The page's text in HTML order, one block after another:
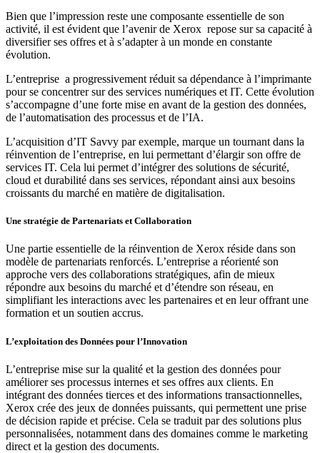
Bien que l’impression reste une composante essentielle de son
activité, il est évident que l’avenir de Xerox repose sur sa capacité à
diversifier ses offres et à s’adapter à un monde en constante
évolution.
L’entreprise a progressivement réduit sa dépendance à l’imprimante
pour se concentrer sur des services numériques et IT. Cette évolution
s’accompagne d’une forte mise en avant de la gestion des données,
de l’automatisation des processus et de l’IA.
L’acquisition d’IT Savvy par exemple, marque un tournant dans la
réinvention de l’entreprise, en lui permettant d’élargir son offre de
services IT. Cela lui permet d’intégrer des solutions de sécurité,
cloud et durabilité dans ses services, répondant ainsi aux besoins
croissants du marché en matière de digitalisation.
Une stratégie de Partenariats et Collaboration
Une partie essentielle de la réinvention de Xerox réside dans son
modèle de partenariats renforcés. L’entreprise a réorienté son
approche vers des collaborations stratégiques, afin de mieux
répondre aux besoins du marché et d’étendre son réseau, en
simplifiant les interactions avec les partenaires et en leur offrant une
formation et un soutien accrus.
L’exploitation des Données pour l’Innovation
L’entreprise mise sur la qualité et la gestion des données pour
améliorer ses processus internes et ses offres aux clients. En
intégrant des données tierces et des informations transactionnelles,
Xerox crée des jeux de données puissants, qui permettent une prise
de décision rapide et précise. Cela se traduit par des solutions plus
personnalisées, notamment dans des domaines comme le marketing
direct et la gestion des documents.